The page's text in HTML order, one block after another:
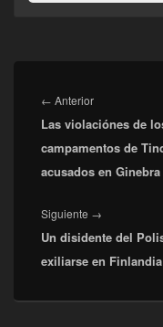
de
entradas
← AnteriorEntrada
anterior:
Las violaciónes de
campamentos de
acusados en Ginebra
Siguiente →
siguiente:
Un disidente del
exiliarse en Finlandia